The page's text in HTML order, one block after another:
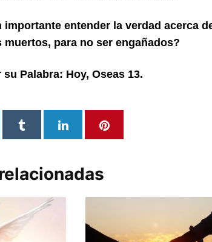
importante entender la verdad acerca
muertos, para no ser engañados?
Palabra: Hoy, Oseas 13.